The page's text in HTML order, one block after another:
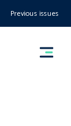
Previous issues